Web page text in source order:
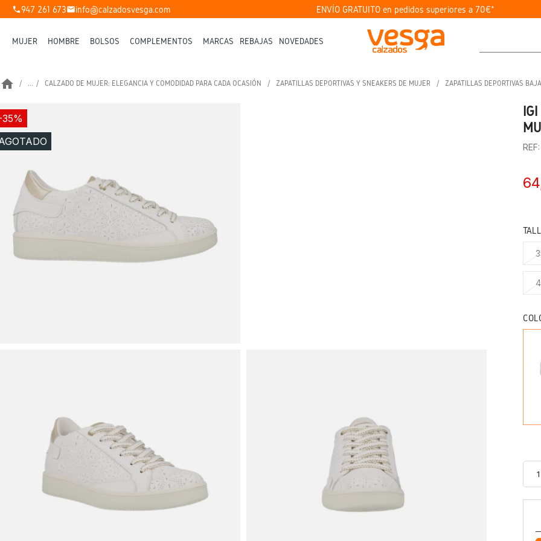
phone947 261 673mailinfo@calzadosvesga.com ENVÍO GRATUITO en pedidos superiores a 70€*
MUJER HOMBRE BOLSOS COMPLEMENTOS MARCAS REBAJAS NOVEDADES
home ... CALZADO DE MUJER: ELEGANCIA Y COMODIDAD PARA CADA OCASIÓN ZAPATILLAS DEPORTIVAS Y SNEAKERS DE MUJER ZAPATILLAS DEPORTIVAS